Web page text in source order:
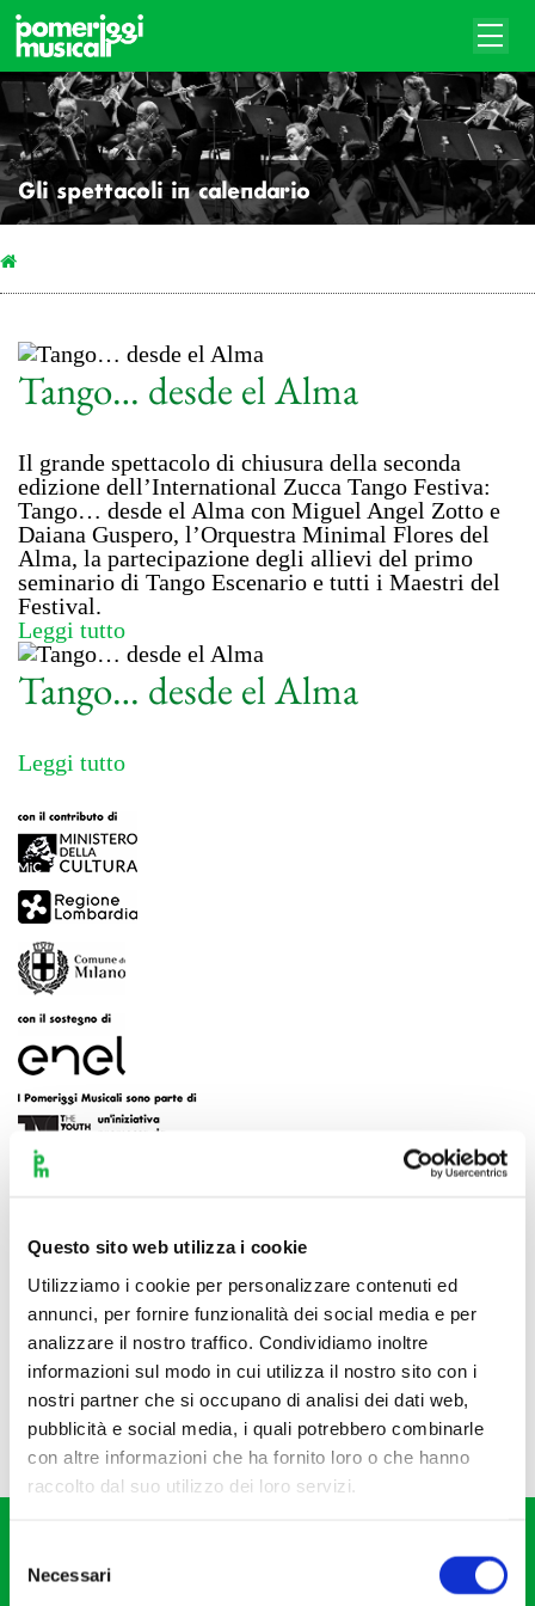
Questo sito web utilizza i cookie
Utilizziamo i cookie per personalizzare contenuti ed
annunci, per fornire funzionalità dei social media e per
analizzare il nostro traffico. Condividiamo inoltre
informazioni sul modo in cui utilizza il nostro sito con i
nostri partner che si occupano di analisi dei dati web,
pubblicità e social media, i quali potrebbero combinarle
con altre informazioni che ha fornito loro o che hanno
raccolto dal suo utilizzo dei loro servizi.
delNecessari
Gli spettacoli in calendario
Tango… desde el Alma
Il grande spettacolo di chiusura della seconda
edizione dell’International Zucca Tango Festiva:
Tango… desde el Alma con Miguel Angel Zotto e
Daiana Guspero, l’Orquestra Minimal Flores del
Alma, la partecipazione degli allievi del primo
seminario di Tango Escenario e tutti i Maestri del
Festival.
Leggi tutto
Tango… desde el Alma
Leggi tutto